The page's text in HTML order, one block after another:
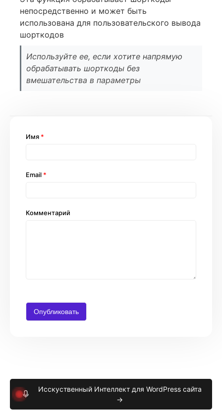
непосредственно и может быть
использована для пользовательского вывода
шорткодов
Используйте ее, если хотите напрямую
обрабатывать шорткоды без
вмешательства в параметры
Комментарий
Имя *
Email *
Исскуственный Интеллект для WordPress сайта
→